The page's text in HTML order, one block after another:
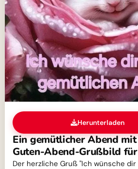
Herunterladen
Ein gemütlicher Abend
Guten-Abend-Grußbild
Der herzliche Gruß "Ich wünsche